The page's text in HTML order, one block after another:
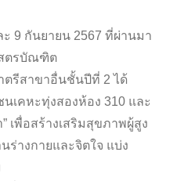
9 กันยายน 2567 ที่ผ่านมา
ตรบัณฑิต
รีสาขาอื่นชั้นปีที่ 2 ได้
เคหะทุ่งสองห้อง 310 และ
เพื่อสร้างเสริมสุขภาพผู้สูง
ร่างกายและจิตใจ แบ่ง